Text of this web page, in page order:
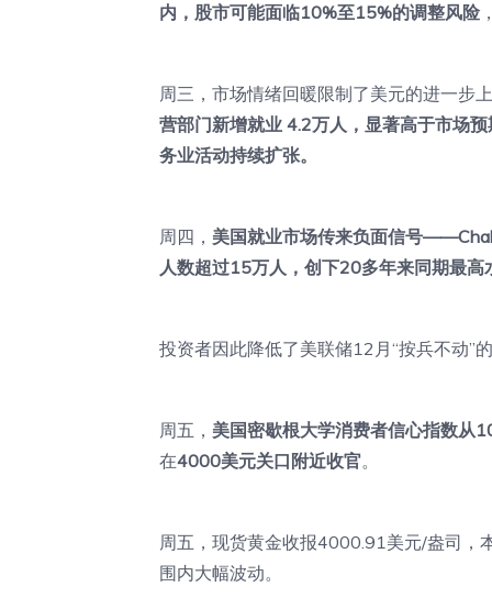
内，股市可能面临10%至15%的调整风险
周三，市场情绪回暖限制了美元的进一步
营部门新增就业 4.2万人，显著高于市场
务业活动持续扩张。
周四， 美国就业市场传来负面信号
人数超过15万人，创下20多年来同期最高
投资者因此降低了美联储12月“按兵不动”
周五， 美国密歇根大学消费者信心指数从
在4000美元关口附近收官。
周五，现货黄金收报4000.91美元/盎司，
围内大幅波动。